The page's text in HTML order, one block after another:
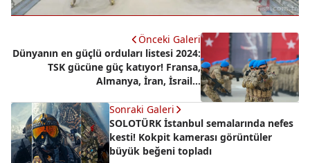
Önceki Galeri
Dünyanın en güçlü orduları listesi 2024:
TSK gücüne güç katıyor! Fransa,
Almanya, İran, İsrail...
Sonraki Galeri
SOLOTÜRK İstanbul semalarında nefes
kesti! Kokpit kamerası görüntüler
büyük beğeni topladı